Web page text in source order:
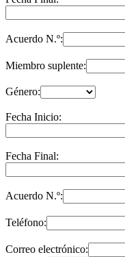
Acuerdo N.º:
Miembro suplente:
Género:
Fecha Inicio:
Fecha Final:
Acuerdo N.º:
Teléfono:
Correo electrónico: